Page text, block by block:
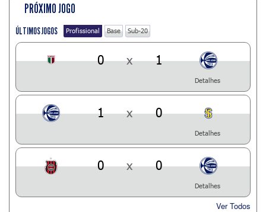
PRÓXIMO JOGO
ÚLTIMOS JOGOS Profissional Base Sub-20
0 x 1
Detalhes
1 x 0
Detalhes
0 x 0
Detalhes
Ver Todos